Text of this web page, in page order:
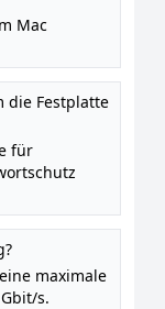
und
Mac
die Festplatte
für
maximale
s.